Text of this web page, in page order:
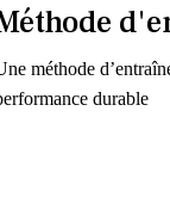
méthode
durable